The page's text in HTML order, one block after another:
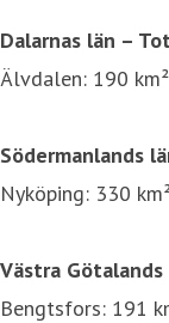
Dalarnas län –
Älvdalen: 190
Södermanlands
Nyköping: 330
Västra
Bengtsfors: 191